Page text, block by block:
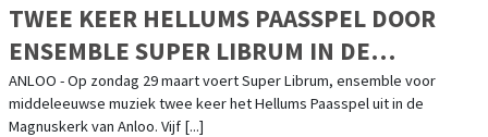
TWEE KEER HELLUMS PAASSPEL DOOR
ENSEMBLE SUPER LIBRUM IN DE
MAGNUSKERK ANLOO OP ZONDAG 29
MAART
ANLOO - Op zondag 29 maart voert Super Librum, ensemble voor
middeleeuwse muziek twee keer het Hellums Paasspel uit in de
Magnuskerk van Anloo. Vijf [...]